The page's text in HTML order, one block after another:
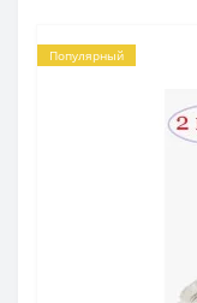
Популярный